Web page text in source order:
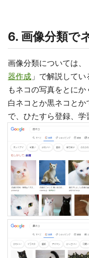
6. 画像分類で
画像分類については、
器作成 」で解説して
もネコの写真をとにか
白ネコとか黒ネコと
で、ひたすら登録、学